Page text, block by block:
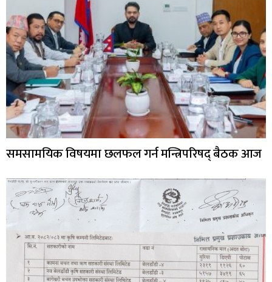
समसामयिक विषयमा छलफल गर्न मन्त्रिपरिषद् बैठक आज